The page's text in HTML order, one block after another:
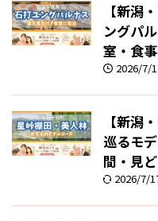
【新潟
ングパ
室・食
2026/7/
【新潟
巡るモ
間・見
2026/7/